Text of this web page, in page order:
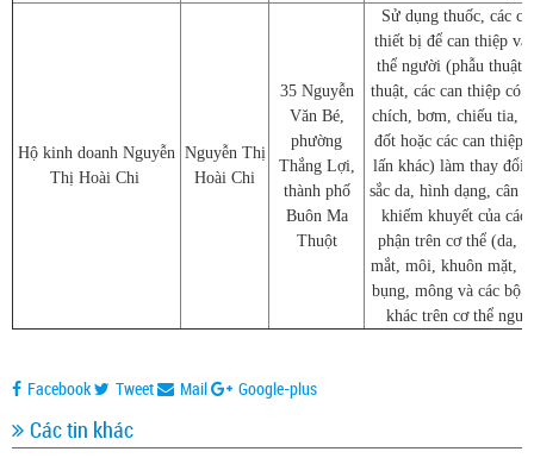
Hộ kinh doanh Nguyễn
Thị Hoài Chi
Nguyễn Thị
Hoài Chi
35 Nguyễn
Văn Bé,
phường
Thắng Lợi,
thành phố
Buôn Ma
Thuột
Sử dụng thuốc, các
thiết bị để can thiệp
thể người (phẫu thuật,
thuật, các can thiệp có
chích, bơm, chiếu tia,
đốt hoặc các can thiệp
lấn khác) làm thay đổi
sắc da, hình dạng, cân
khiếm khuyết của các
phận trên cơ thể (da,
mắt, môi, khuôn mặt,
bụng, mông và các bộ
khác trên cơ thể
Facebook Tweet Mail Google-plus
Các tin khác